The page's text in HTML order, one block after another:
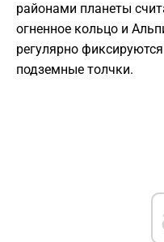
районами планеты
огненное кольцо и
регулярно
подземные толчки.